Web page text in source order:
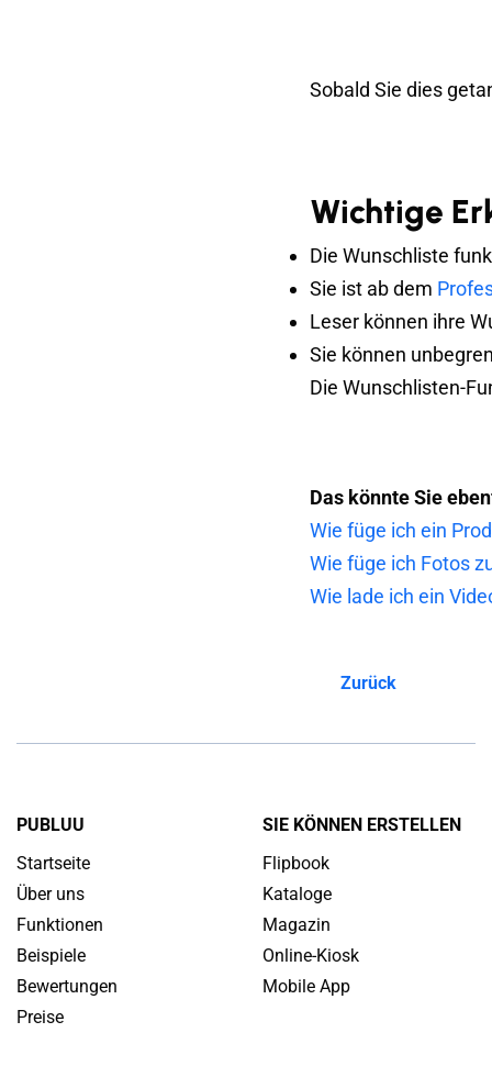
Sobald Sie dies
Wichtige
Die Wunschliste
Sie ist ab dem
Leser können ihre
Sie können
Die Wunschlisten-
Das könnte Sie
Wie füge ich ein
Wie füge ich Fotos
Wie lade ich ein
Zurück
PUBLUU
Startseite
Über uns
Funktionen
Beispiele
Bewertungen
Preise
SIE KÖNNEN ERSTELLEN
Flipbook
Kataloge
Magazin
Online-Kiosk
Mobile App